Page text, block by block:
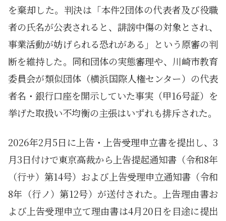
を棄却した。判決は「本件2団体の代表者及び役職
者の氏名が公表されると、誹謗中傷の対象とされ、
事業活動が妨げられる恐れがある」という原審の判
断を維持した。同和団体の実態審理や、川崎市教育
委員会が類似団体（横浜国際人権センター）の代表
者名・銀行口座を開示していた事実（甲16号証）を
挙げた取扱い不均衡の主張はいずれも排斥された。
2026年2月5日に上告・上告受理申立書を提出し、3
月3日付けで東京高裁から上告提起通知書（令和8年
（行サ）第14号）および上告受理申立通知書（令和
8年（行ノ）第12号）が送付された。上告理由書お
よび上告受理申立て理由書は4月20日を目途に提出